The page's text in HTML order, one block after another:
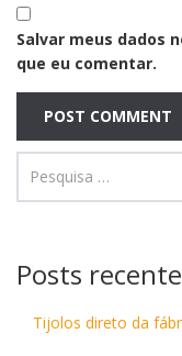
Salvar meus dados
que eu comentar.
Posts
Tijolos direto da